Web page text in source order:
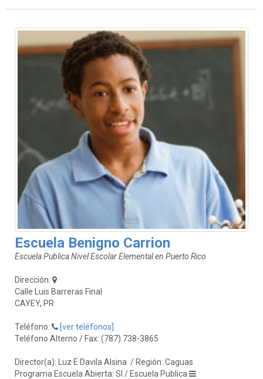
Escuela Benigno Carrion
Escuela Publica Nivel Escolar Elemental en Puerto Rico
Dirección:
Calle Luis Barreras Final
CAYEY, PR
Teléfono:
[ver teléfonos]
Teléfono Alterno / Fax: (787) 738-3865
Director(a): Luz E Davila Alsina / Región: Caguas
Programa Escuela Abierta: SI / Escuela Publica